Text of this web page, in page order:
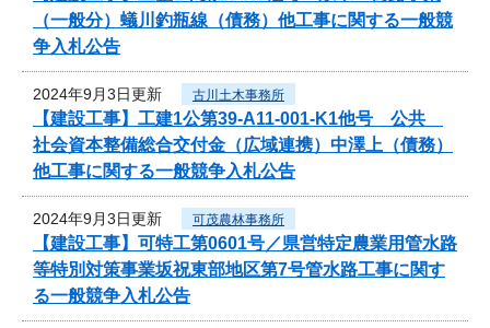
（一般分）蟻川釣瓶線（債務）他工事に関する一般競
争入札公告
2024年9月3日更新 古川土木事務所
【建設工事】工建1公第39-A11-001-K1他号 公共
社会資本整備総合交付金（広域連携）中澤上（債務）
他工事に関する一般競争入札公告
2024年9月3日更新 可茂農林事務所
【建設工事】可特工第0601号／県営特定農業用管水路
等特別対策事業坂祝東部地区第7号管水路工事に関す
る一般競争入札公告